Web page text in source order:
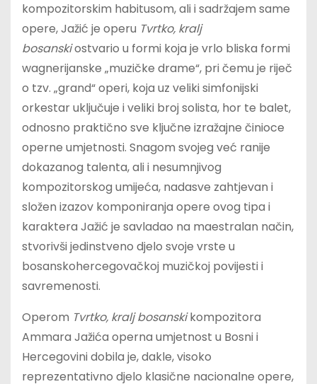
kompozitorskim habitusom, ali i sadržajem same
opere, Jažić je operu Tvrtko, kralj
bosanskiostvario u formi koja je vrlo bliska formi
wagnerijanske „muzičke drame“, pri čemu je riječ
o tzv. „grand“ operi, koja uz veliki simfonijski
orkestar uključuje i veliki broj solista, hor te balet,
odnosno praktično sve ključne izražajne činioce
operne umjetnosti. Snagom svojeg već ranije
dokazanog talenta, ali i nesumnjivog
kompozitorskog umijeća, nadasve zahtjevan i
složen izazov komponiranja opere ovog tipa i
karaktera Jažić je savladao na maestralan način,
stvorivši jedinstveno djelo svoje vrste u
bosanskohercegovačkoj muzičkoj povijesti i
savremenosti.
Operom Tvrtko, kralj bosanskikompozitora
Ammara Jažića operna umjetnost u Bosni i
Hercegovini dobila je, dakle, visoko
reprezentativno djelo klasične nacionalne opere,